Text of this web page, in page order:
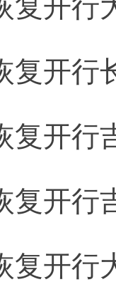
复开行
复开行
复开行
复开行
复开行